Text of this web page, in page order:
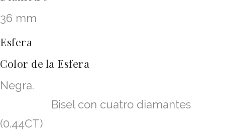
36 mm
Esfera
Color de la Esfera
Negra.
Bisel con cuatro diamantes
(0.44CT)